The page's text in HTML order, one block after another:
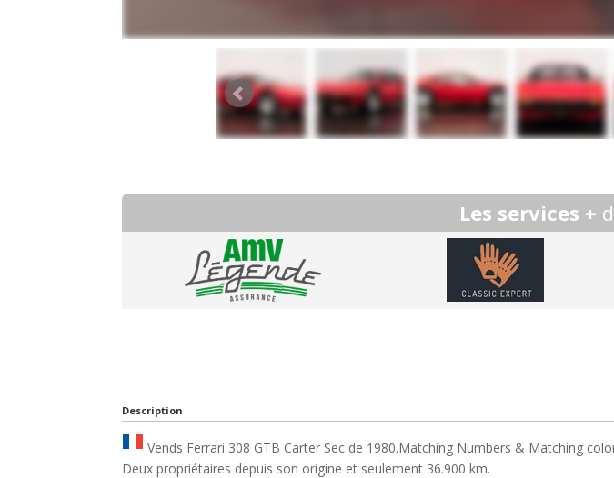
Les services +
Description
Vends Ferrari 308 GTB Carter Sec de 1980.Matching Numbers & Matching
Deux propriétaires depuis son origine et seulement 36.900 km.